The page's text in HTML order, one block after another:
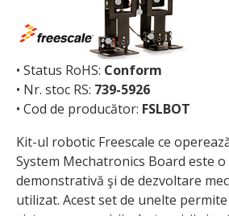
• Status RoHS: Conform
• Nr. stoc RS: 739-5926
• Cod de producător: FSLBOT
Kit-ul robotic Freescale ce
System Mechatronics Board este
demonstrativă şi de dezvoltare
utilizat. Acest set de unelte